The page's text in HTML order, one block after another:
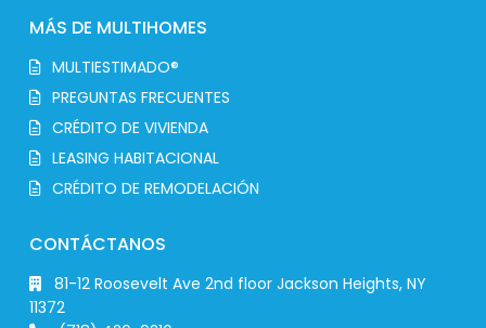
MÁS DE MULTIHOMES
MULTIESTIMADO®
PREGUNTAS FRECUENTES
CRÉDITO DE VIVIENDA
LEASING HABITACIONAL
CRÉDITO DE REMODELACIÓN
CONTÁCTANOS
81-12 Roosevelt Ave 2nd floor Jackson Heights, NY
11372